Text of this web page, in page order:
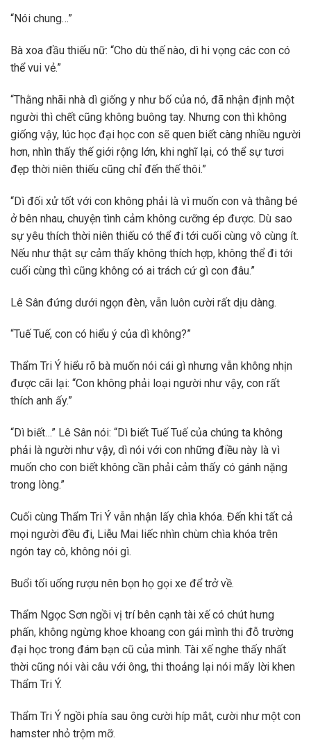
“Nói chung…”
Bà xoa đầu thiếu nữ: “Cho dù thế nào, dì hi vọng các con có
thể vui vẻ.”
“Thằng nhãi nhà dì giống y như bố của nó, đã nhận định một
người thì chết cũng không buông tay. Nhưng con thì không
giống vậy, lúc học đại học con sẽ quen biết càng nhiều người
hơn, nhìn thấy thế giới rộng lớn, khi nghĩ lại, có thể sự tươi
đẹp thời niên thiếu cũng chỉ đến thế thôi.”
“Dì đối xử tốt với con không phải là vì muốn con và thằng bé
ở bên nhau, chuyện tình cảm không cưỡng ép được. Dù sao
sự yêu thích thời niên thiếu có thể đi tới cuối cùng vô cùng ít.
Nếu như thật sự cảm thấy không thích hợp, không thể đi tới
cuối cùng thì cũng không có ai trách cứ gì con đâu.”
Lê Sân đứng dưới ngọn đèn, vẫn luôn cười rất dịu dàng.
“Tuế Tuế, con có hiểu ý của dì không?”
Thẩm Tri Ý hiểu rõ bà muốn nói cái gì nhưng vẫn không nhịn
được cãi lại: “Con không phải loại người như vậy, con rất
thích anh ấy.”
“Dì biết…” Lê Sân nói: “Dì biết Tuế Tuế của chúng ta không
phải là người như vậy, dì nói với con những điều này là vì
muốn cho con biết không cần phải cảm thấy có gánh nặng
trong lòng.”
Cuối cùng Thẩm Tri Ý vẫn nhận lấy chìa khóa. Đến khi tất cả
mọi người đều đi, Liễu Mai liếc nhìn chùm chìa khóa trên
ngón tay cô, không nói gì.
Buổi tối uống rượu nên bọn họ gọi xe để trở về.
Thẩm Ngọc Sơn ngồi vị trí bên cạnh tài xế có chút hưng
phấn, không ngừng khoe khoang con gái mình thi đỗ trường
đại học trong đám bạn cũ của mình. Tài xế nghe thấy nhất
thời cũng nói vài câu với ông, thi thoảng lại nói mấy lời khen
Thẩm Tri Ý.
Thẩm Tri Ý ngồi phía sau ông cười híp mắt, cười như một con
hamster nhỏ trộm mỡ.